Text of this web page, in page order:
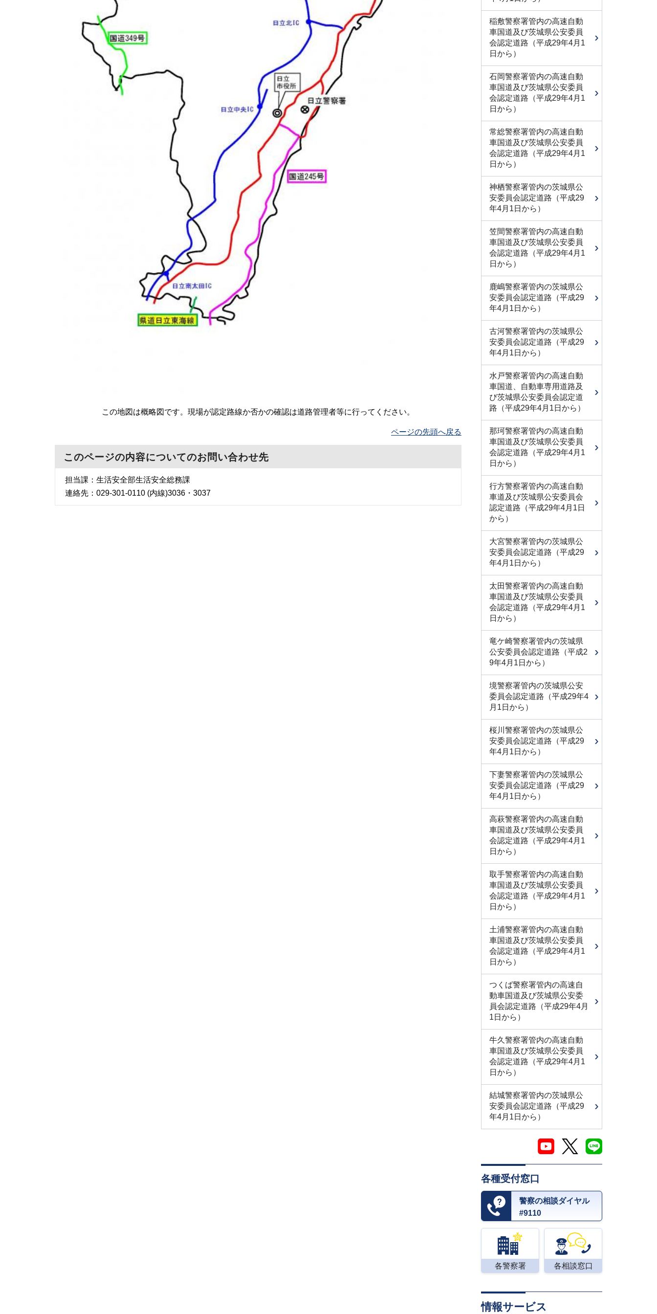
この地図は概略図です。現場が認定路線か否かの確認は道路管理者等に行ってください。
ページの先頭へ戻る
このページの内容についてのお問い合わせ先
担当課：生活安全部生活安全総務課
連絡先：029-301-0110 (内線)3036・3037
稲敷警察署管内の高速自動
車国道及び茨城県公安委員
会認定道路（平成29年4月1
日から）
石岡警察署管内の高速自動
車国道及び茨城県公安委員
会認定道路（平成29年4月1
日から）
常総警察署管内の高速自動
車国道及び茨城県公安委員
会認定道路（平成29年4月1
日から）
神栖警察署管内の茨城県公
安委員会認定道路（平成29
年4月1日から）
笠間警察署管内の高速自動
車国道及び茨城県公安委員
会認定道路（平成29年4月1
日から）
鹿嶋警察署管内の茨城県公
安委員会認定道路（平成29
年4月1日から）
古河警察署管内の茨城県公
安委員会認定道路（平成29
年4月1日から）
水戸警察署管内の高速自動
車国道、自動車専用道路及
び茨城県公安委員会認定道
路（平成29年4月1日から）
那珂警察署管内の高速自動
車国道及び茨城県公安委員
会認定道路（平成29年4月1
日から）
行方警察署管内の高速自動
車道及び茨城県公安委員会
認定道路（平成29年4月1日
から）
大宮警察署管内の茨城県公
安委員会認定道路（平成29
年4月1日から）
太田警察署管内の高速自動
車国道及び茨城県公安委員
会認定道路（平成29年4月1
日から）
竜ケ崎警察署管内の茨城県
公安委員会認定道路（平成2
9年4月1日から）
境警察署管内の茨城県公安
委員会認定道路（平成29年4
月1日から）
桜川警察署管内の茨城県公
安委員会認定道路（平成29
年4月1日から）
下妻警察署管内の茨城県公
安委員会認定道路（平成29
年4月1日から）
高萩警察署管内の高速自動
車国道及び茨城県公安委員
会認定道路（平成29年4月1
日から）
取手警察署管内の高速自動
車国道及び茨城県公安委員
会認定道路（平成29年4月1
日から）
土浦警察署管内の高速自動
車国道及び茨城県公安委員
会認定道路（平成29年4月1
日から）
つくば警察署管内の高速自
動車国道及び茨城県公安委
員会認定道路（平成29年4月
1日から）
牛久警察署管内の高速自動
車国道及び茨城県公安委員
会認定道路（平成29年4月1
日から）
結城警察署管内の茨城県公
安委員会認定道路（平成29
年4月1日から）
各種受付窓口
警察の相談ダイヤル
#9110
各警察署 各相談窓口
情報サービス